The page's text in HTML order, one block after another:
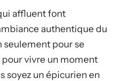
affluent font
authentique du
seulement pour se
pour vivre un moment
soyez un épicurien en